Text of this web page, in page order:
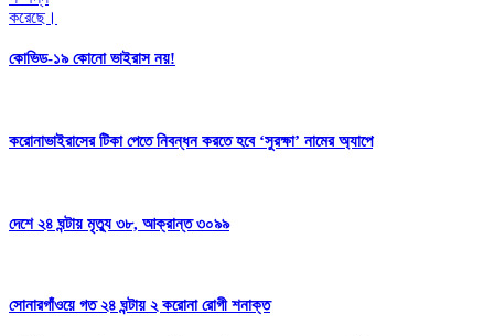
কোভিড-১৯ কোনো ভাইরাস নয়!
করোনাভাইরাসের টিকা পেতে নিবন্ধন করতে হবে ‘সুরক্ষা’ নামের অ্যাপে
দেশে ২৪ ঘন্টায় মৃত্যু ৩৮, আক্রান্ত ৩০৯৯
সোনারগাঁওয়ে গত ২৪ ঘন্টায় ২ করোনা রোগী শনাক্ত